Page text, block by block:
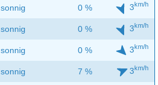
sonnig 0 % 3km/h
sonnig 0 % 3km/h
sonnig 0 % 3km/h
sonnig 7 % 3km/h